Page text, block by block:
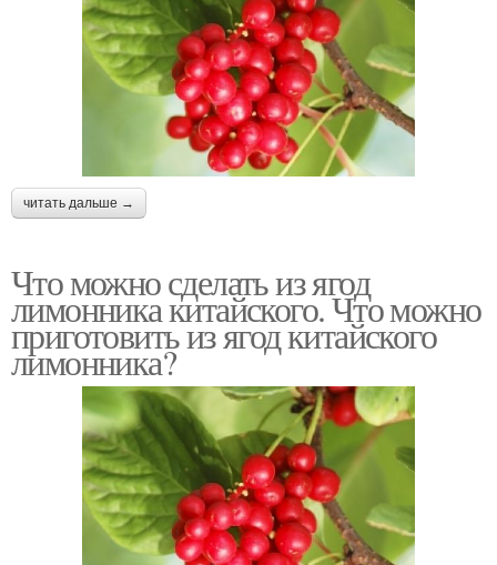
читать дальше →
Что можно сделать из ягод
лимонника китайского. Что можно
приготовить из ягод китайского
лимонника?